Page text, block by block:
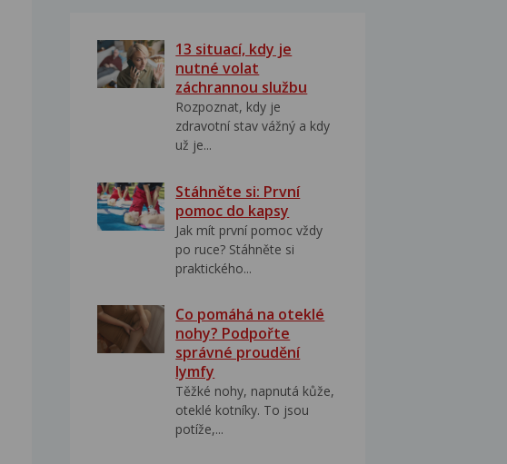
13 situací, kdy je
nutné volat
záchrannou službu
Rozpoznat, kdy je
zdravotní stav vážný a kdy
už je...
Stáhněte si: První
pomoc do kapsy
Jak mít první pomoc vždy
po ruce? Stáhněte si
praktického...
Co pomáhá na oteklé
nohy? Podpořte
správné proudění
lymfy
Těžké nohy, napnutá kůže,
oteklé kotníky. To jsou
potíže,...